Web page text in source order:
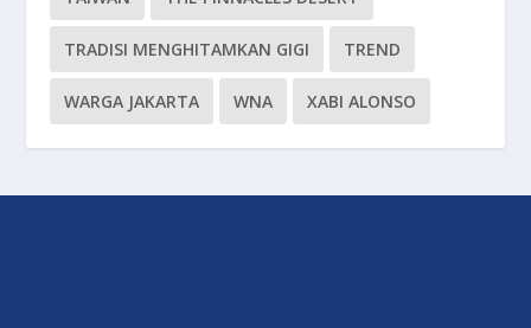
TRADISI MENGHITAMKAN GIGI TREND
WARGA JAKARTA WNA XABI ALONSO